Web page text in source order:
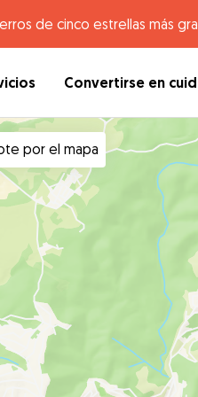
de cinco estrellas más
Convertirse en
por el mapa